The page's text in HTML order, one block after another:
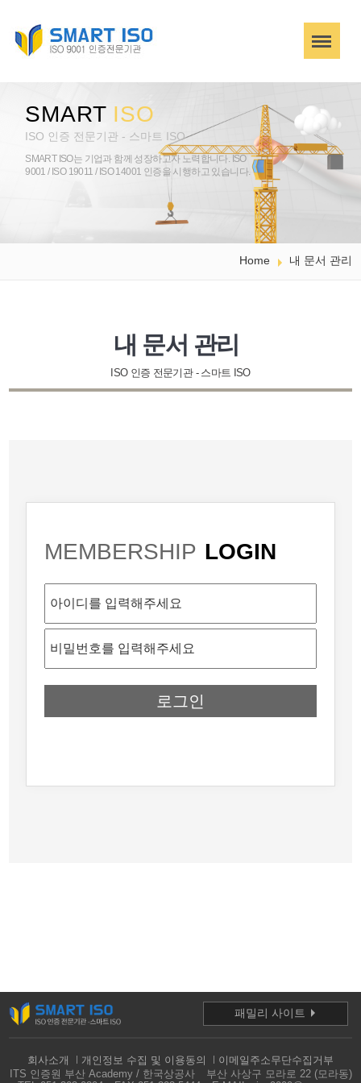
SMART ISO
ISO 인증 전문기관 - 스마트 ISO
SMART ISO는 기업과 함께 성장하고자 노력합니다. ISO
9001 / ISO 19011 / ISO 14001 인증을 시행하고 있습니다.
Home 내 문서 관리
내 문서 관리
ISO 인증 전문기관 - 스마트 ISO
MEMBERSHIP LOGIN
로그인
회사소개 개인정보 수집 및 이용동의
이메일주소무단수집거부
ITS 인증원 부산 Academy / 한국상공사
부산 사상구 모라로 22 (모라동)
패밀리 사이트